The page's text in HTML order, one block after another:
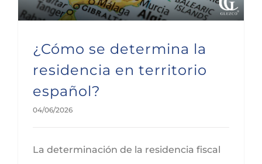
¿Cómo se determina la
residencia en territorio
español?
04/06/2026
La determinación de la residencia fiscal